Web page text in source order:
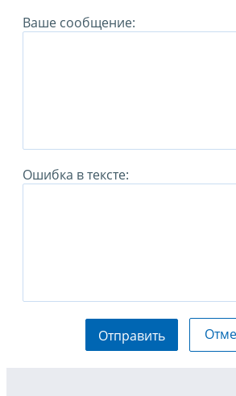
Ваше сообщение:
Ошибка в тексте:
Отправить